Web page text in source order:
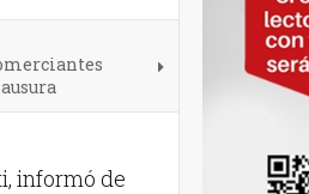
informó de